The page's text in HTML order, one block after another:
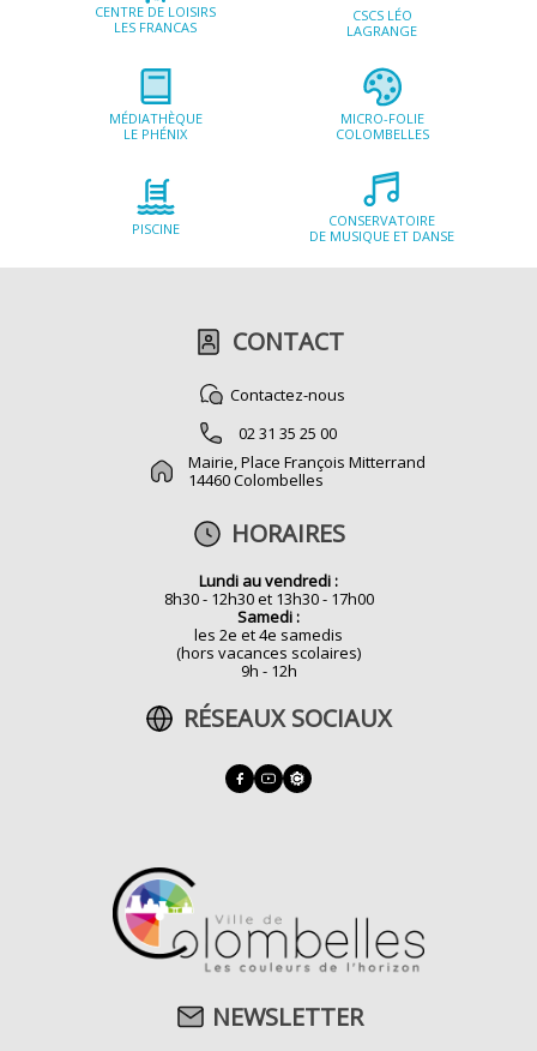
CENTRE DE LOISIRS
LES FRANCAS
CSCS LÉO
LAGRANGE
MÉDIATHÈQUE
LE PHÉNIX
MICRO-FOLIE
COLOMBELLES
PISCINE
CONSERVATOIRE
DE MUSIQUE ET DANSE
CONTACT
Contactez-nous
02 31 35 25 00
Mairie, Place François Mitterrand
14460 Colombelles
HORAIRES
Lundi au vendredi :
8h30 - 12h30 et 13h30 - 17h00
Samedi :
les 2e et 4e samedis
(hors vacances scolaires)
9h - 12h
RÉSEAUX SOCIAUX
NEWSLETTER